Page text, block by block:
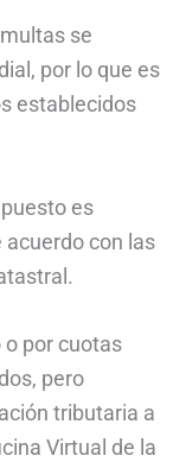
se
por lo que es
establecidos
es
con las
por cuotas
pero
tributaria a
Virtual de la